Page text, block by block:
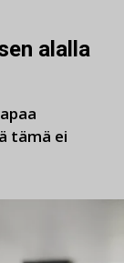
alalla
tämä ei